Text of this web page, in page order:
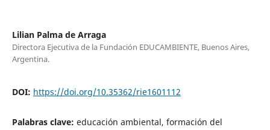
Lilian Palma de Arraga
Directora Ejecutiva de la Fundación EDUCAMBIENTE, Buenos Aires,
Argentina.
DOI: https://doi.org/10.35362/rie1601112
Palabras clave: educación ambiental, formación del